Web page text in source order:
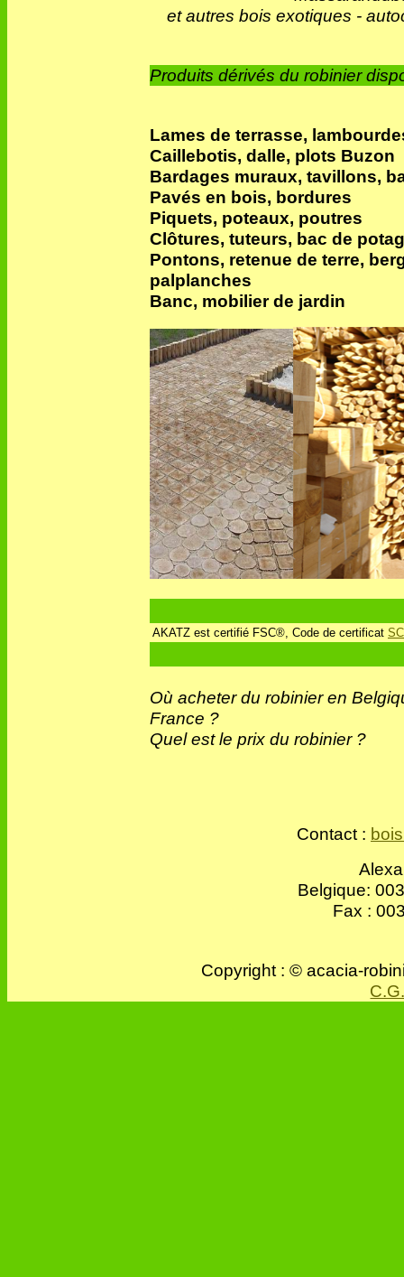
et autres bois exotiques -
Produits dérivés du robinier
Lames de terrasse,
Caillebotis, dalle, plots Buzon
Bardages muraux, tavillons,
Pavés en bois, bordures
Piquets, poteaux, poutres
Clôtures, tuteurs, bac de
Pontons, retenue de terre,
palplanches
Banc, mobilier de jardin
AKATZ est certifié FSC®, Code de certificat
Où acheter du robinier en
France ?
Quel est le prix du robinier ?
Contact :
Belgique:
Fax :
Copyright : © acacia-